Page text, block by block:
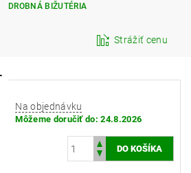
DROBNÁ BIŽUTÉRIA
Strážiť cenu
Na objednávku
Môžeme doručiť do: 24.8.2026